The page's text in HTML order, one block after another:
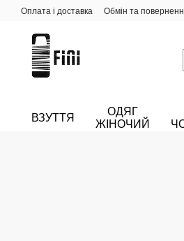
Перейти до основного контенту
Оплата і доставка Обмін та
ВЗУТТЯ
ОДЯГ
ЖІНОЧИЙ